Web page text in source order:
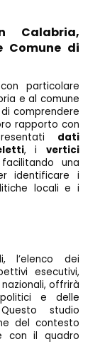
Calabria,
Comune di
particolare
e al comune
comprendere
rapporto con
dati
, i vertici
una
identificare i
locali e i
l’elenco dei
esecutivi,
offrirà
e delle
studio
del contesto
con il quadro